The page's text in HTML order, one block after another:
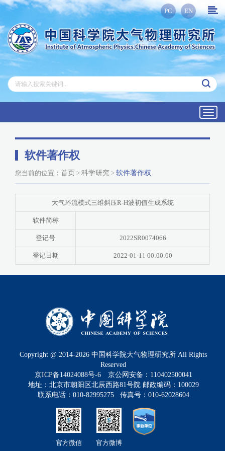
PC EN
软件著作权
您当前的位置： 首页 > 科学研究 > 软件著作权
大气环流模式三维斜压R-H波初值生成系统
软件简称
登记号 2022SR0074066
登记日期 2022-01-11 00:00:00
Copyright @ 2014-2026 中国科学院大气物理研究所 All Rights
Reserved
京ICP备14024088号-6
京公网安备：110402500041
地址：北京市朝阳区北辰西路81号院 邮政编码：100029
联系电话：010-82995275 传真号：010-62028604
官方微信 官方微博